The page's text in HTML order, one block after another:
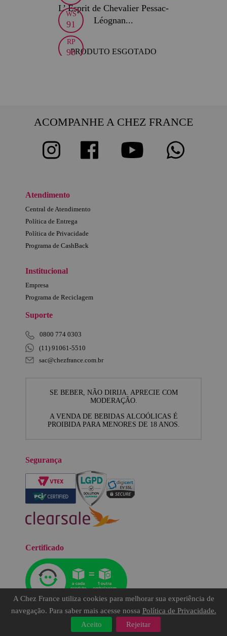
A Chez France utiliza cookies para melhorar sua experiência de
navegação. Para saber mais acesse nossa Política de Privacidade.
Aceito
Rejeitar
WS
91
RP
90
L’ Esprit de Chevalier Pessac-
Léognan...
PRODUTO ESGOTADO
ACOMPANHE A CHEZ FRANCE
Atendimento
Central de Atendimento
Política de Entrega
Política de Privacidade
Programa de CashBack
Institucional
Empresa
Programa de Reciclagem
Suporte
0800 774 0303
(11) 91061-5510
sac@chezfrance.com.br
SE BEBER, NÃO DIRIJA. APRECIE COM
MODERAÇÃO.
A VENDA DE BEBIDAS ALCOÓLICAS É
PROIBIDA PARA MENORES DE 18 ANOS.
Segurança
Certificado